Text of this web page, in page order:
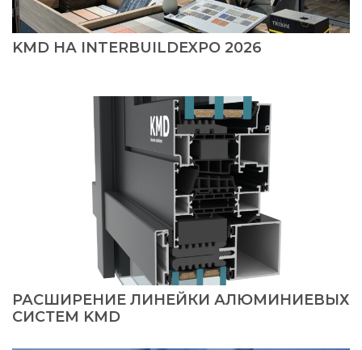
KMD НА INTERBUILDEXPO 2026
РАСШИРЕНИЕ ЛИНЕЙКИ АЛЮМИНИЕВЫХ
СИСТЕМ KMD